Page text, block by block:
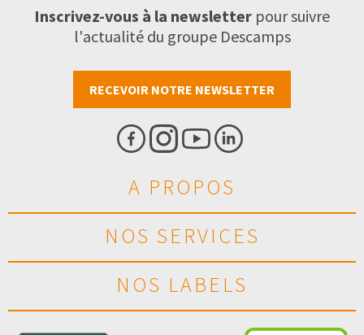
Inscrivez-vous à la newsletter pour suivre
l'actualité du groupe Descamps
RECEVOIR NOTRE NEWSLETTER
A PROPOS
NOS SERVICES
NOS LABELS